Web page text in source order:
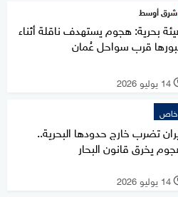
شرق أوسط
بحرية: هجوم يستهدف ناقلة أثناء
قرب سواحل عُمان
14 يوليو 2026
خاص
تضرب خارج حدودها البحرية..
يخرق قانون البحار
14 يوليو 2026